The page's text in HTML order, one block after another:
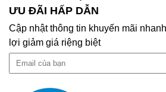
ƯU ĐÃI HẤP DẪN
Cập nhật thông tin khuyến mãi
lợi giảm giá riệng biệt